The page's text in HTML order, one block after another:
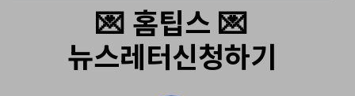
💌 홈팁스 💌
뉴스레터신청하기